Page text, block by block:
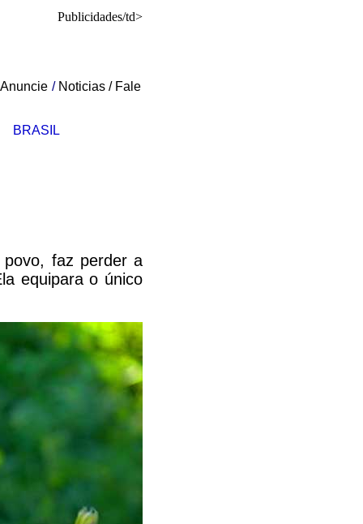
Publicidades/td>
Anuncie / Noticias / Fale
BRASIL
faz perder a
equipara o único